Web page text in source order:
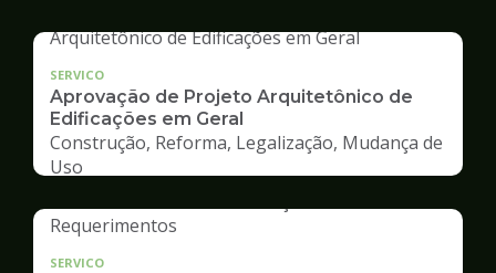
SERVICO
Aprovação de Projeto Arquitetônico de
Edificações em Geral
Construção, Reforma, Legalização, Mudança de
Uso
SERVICO